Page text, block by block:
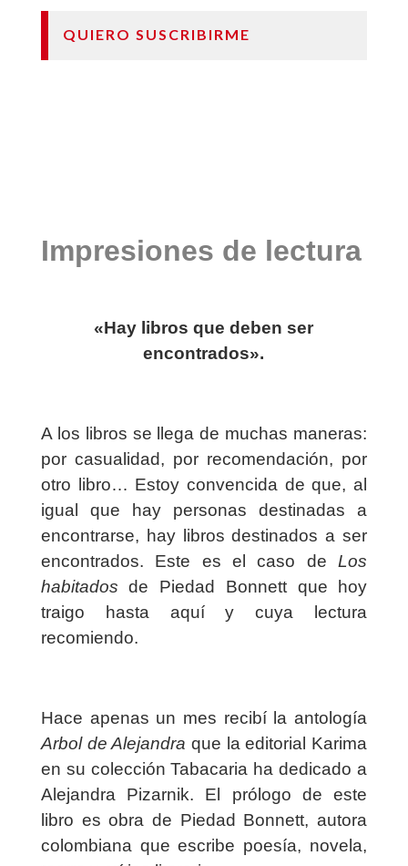
QUIERO SUSCRIBIRME
Impresiones de lectura
«Hay libros que deben ser
encontrados».
A los libros se llega de muchas maneras:
por casualidad, por recomendación, por
otro libro… Estoy convencida de que, al
igual que hay personas destinadas a
encontrarse, hay libros destinados a ser
encontrados. Este es el caso deLos
habitados de Piedad Bonnett que hoy
traigo hasta aquí y cuya lectura
recomiendo.
Hace apenas un mes recibí la antología
Arbol de Alejandra que la editorial Karima
en su colección Tabacaria ha dedicado a
Alejandra Pizarnik. El prólogo de este
libro es obra de Piedad Bonnett, autora
colombiana que escribe poesía, novela,